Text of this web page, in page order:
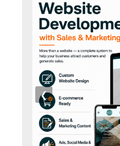
❮